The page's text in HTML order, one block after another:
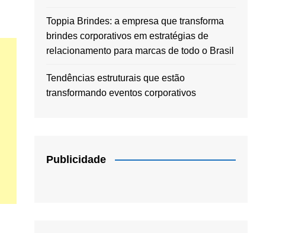
Toppia Brindes: a empresa que transforma
brindes corporativos em estratégias de
relacionamento para marcas de todo o Brasil
Tendências estruturais que estão
transformando eventos corporativos
Publicidade